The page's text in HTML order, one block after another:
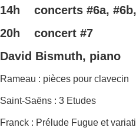
14h concerts #6a,
20h concert #7
David Bismuth, piano
Rameau : pièces pour clavecin
Saint-Saëns : 3 Etudes
Franck : Prélude Fugue et